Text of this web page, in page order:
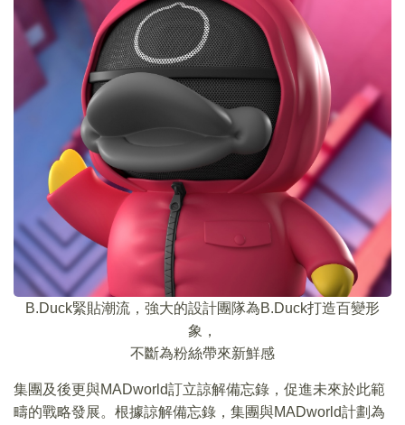
B.Duck緊貼潮流，強大的設計團隊為B.Duck打造百變形
象，
不斷為粉絲帶來新鮮感
集團及後更與MADworld訂立諒解備忘錄，促進未來於此範
疇的戰略發展。根據諒解備忘錄，集團與MADworld計劃為